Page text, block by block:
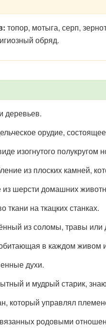
топор, мотыга, серп,
обряд.
деревьев.
орудие,
изогнутого
из плоских камней,
из шерсти домашних
ткани на ткацких станках.
из соломы, травы или
в каждом живом
духи.
и мудрый старик,
который управлял
родовыми